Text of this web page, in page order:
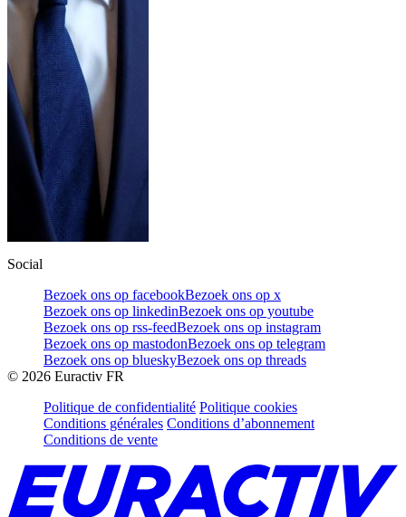
Social
Bezoek ons op facebookBezoek ons op x
Bezoek ons op linkedinBezoek ons op youtube
Bezoek ons op rss-feedBezoek ons op instagram
Bezoek ons op mastodonBezoek ons op telegram
Bezoek ons op blueskyBezoek ons op threads
© 2026 Euractiv FR
Politique de confidentialité Politique cookies
Conditions générales Conditions d’abonnement
Conditions de vente